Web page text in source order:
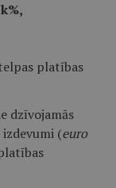
platības
dzīvojamās
(euro